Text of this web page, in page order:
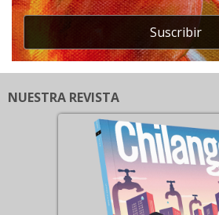
Suscribir
NUESTRA REVISTA